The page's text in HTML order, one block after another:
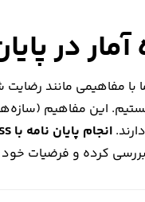
آمار در
با مفاهیمی مانند
این مفاهیم
انجام پایان نامه با SPSS
کرده و فرضیات خود